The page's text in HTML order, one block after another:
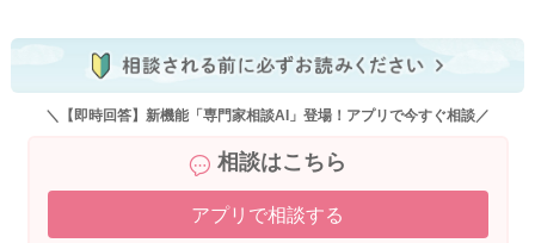
＼【即時回答】新機能「専門家相談AI」登場！アプリで今すぐ相談／
相談はこちら
アプリで相談する